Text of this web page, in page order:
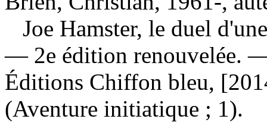
Joe Hamster, le duel
— 2e édition renouvelée.
Éditions Chiffon bleu,
(Aventure initiatique ; 1).